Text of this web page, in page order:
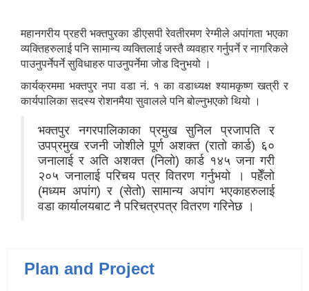
महानगरीय प्रहरी भक्तपुरका डीएसपी रेवतीरमण रेग्मीले अपांगता भएका
व्यक्तिहरुलाई पनि सामान्य व्यक्तिलाई जस्तै व्यवहार गर्नुपर्ने र नागरिकले
पाउनुपर्नेपर्ने सुविधाहरु पाउनुपर्नेमा जोड दिनुभयो ।
कार्यक्रममा भक्तपुर नपा वडा नं. १ का वडाध्यक्ष श्यामकृष्ण खत्री र
कार्यपालिका सदस्य रोशनमैया सुवालले पनि बोल्नुभएको थियो ।
भक्तपुर नगरपालिकाका प्रमुख सुनिल प्रजापति र
उपप्रमुख रजनी जोशीले पूर्ण अशक्त (रातो कार्ड) ६०
जनालाई र अति अशक्त (निलो) कार्ड १४५ जना गरी
२०५ जनालाई परिचय पत्र वितरण गर्नुभयो । पहेँलो
(मध्यम अपांग) र (सेतो) सामान्य अपांग भएकाहरुलाई
वडा कार्यालयबाट नै परिचत्रपत्र वितरण गरिनेछ ।
Plan and Project